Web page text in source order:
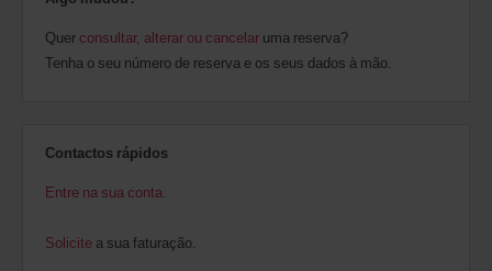
Quer consultar, alterar ou cancelar uma reserva?
Tenha o seu número de reserva e os seus dados à mão.
Contactos rápidos
Entre na sua conta.
Solicite a sua faturação.